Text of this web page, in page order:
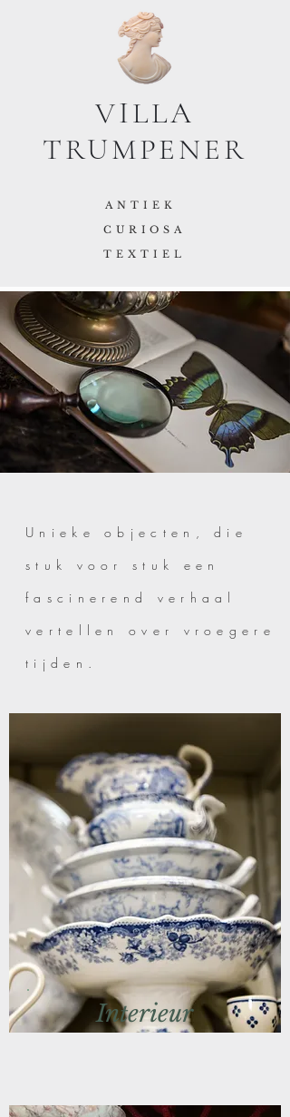
VILLA
TRUMPENER
ANTIEK
CURIOSA
TEXTIEL
Unieke objecten, die
stuk voor stuk een
fascinerend verhaal
vertellen over vroegere
tijden.
Interieur